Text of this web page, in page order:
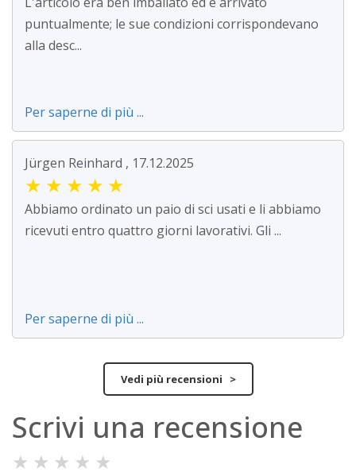
puntualmente; le sue condizioni corrispondevano
alla desc...
Per saperne di più ...
Jürgen Reinhard , 17.12.2025
★ ★ ★ ★ ★
Abbiamo ordinato un paio di sci usati e li abbiamo
ricevuti entro quattro giorni lavorativi. Gli ...
Per saperne di più ...
Vedi più recensioni >
Scrivi una recensione
★ ★ ★ ★ ★